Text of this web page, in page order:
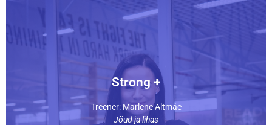
Strong +
Treener: Marlene Altmäe
Jõud ja lihas
Strong +
Strong+ on funktsionaalne jõutreening, mis arendab
vastupidavust, lihasjõudu ja füüsilist vormi. Kasutatakse
nii oma keharaskust kui ka erinevaid treeningvahendeid.
Harjutused on kohandatavad, seega sobib tund nii
alustajale kui ka edasijõudnule.